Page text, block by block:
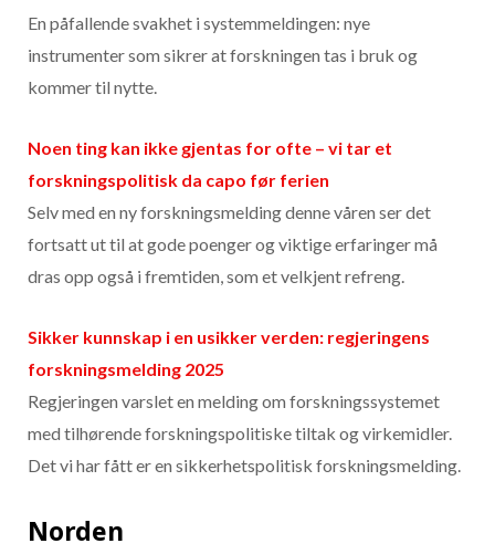
En påfallende svakhet i systemmeldingen: nye
instrumenter som sikrer at forskningen tas i bruk og
kommer til nytte.
Noen ting kan ikke gjentas for ofte – vi tar et
forskningspolitisk da capo før ferien
Selv med en ny forskningsmelding denne våren ser det
fortsatt ut til at gode poenger og viktige erfaringer må
dras opp også i fremtiden, som et velkjent refreng.
Sikker kunnskap i en usikker verden: regjeringens
forskningsmelding 2025
Regjeringen varslet en melding om forskningssystemet
med tilhørende forskningspolitiske tiltak og virkemidler.
Det vi har fått er en sikkerhetspolitisk forskningsmelding.
Norden